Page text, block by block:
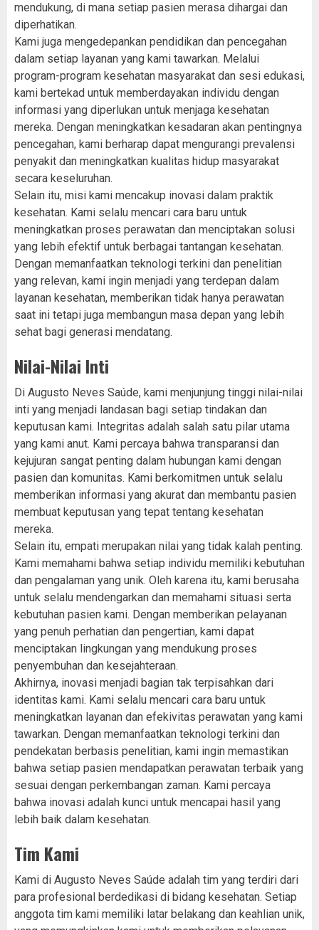
mendukung, di mana setiap pasien merasa dihargai dan
diperhatikan.
Kami juga mengedepankan pendidikan dan pencegahan
dalam setiap layanan yang kami tawarkan. Melalui
program-program kesehatan masyarakat dan sesi edukasi,
kami bertekad untuk memberdayakan individu dengan
informasi yang diperlukan untuk menjaga kesehatan
mereka. Dengan meningkatkan kesadaran akan pentingnya
pencegahan, kami berharap dapat mengurangi prevalensi
penyakit dan meningkatkan kualitas hidup masyarakat
secara keseluruhan.
Selain itu, misi kami mencakup inovasi dalam praktik
kesehatan. Kami selalu mencari cara baru untuk
meningkatkan proses perawatan dan menciptakan solusi
yang lebih efektif untuk berbagai tantangan kesehatan.
Dengan memanfaatkan teknologi terkini dan penelitian
yang relevan, kami ingin menjadi yang terdepan dalam
layanan kesehatan, memberikan tidak hanya perawatan
saat ini tetapi juga membangun masa depan yang lebih
sehat bagi generasi mendatang.
Nilai-Nilai Inti
Di Augusto Neves Saúde, kami menjunjung tinggi nilai-nilai
inti yang menjadi landasan bagi setiap tindakan dan
keputusan kami. Integritas adalah salah satu pilar utama
yang kami anut. Kami percaya bahwa transparansi dan
kejujuran sangat penting dalam hubungan kami dengan
pasien dan komunitas. Kami berkomitmen untuk selalu
memberikan informasi yang akurat dan membantu pasien
membuat keputusan yang tepat tentang kesehatan
mereka.
Selain itu, empati merupakan nilai yang tidak kalah penting.
Kami memahami bahwa setiap individu memiliki kebutuhan
dan pengalaman yang unik. Oleh karena itu, kami berusaha
untuk selalu mendengarkan dan memahami situasi serta
kebutuhan pasien kami. Dengan memberikan pelayanan
yang penuh perhatian dan pengertian, kami dapat
menciptakan lingkungan yang mendukung proses
penyembuhan dan kesejahteraan.
Akhirnya, inovasi menjadi bagian tak terpisahkan dari
identitas kami. Kami selalu mencari cara baru untuk
meningkatkan layanan dan efekivitas perawatan yang kami
tawarkan. Dengan memanfaatkan teknologi terkini dan
pendekatan berbasis penelitian, kami ingin memastikan
bahwa setiap pasien mendapatkan perawatan terbaik yang
sesuai dengan perkembangan zaman. Kami percaya
bahwa inovasi adalah kunci untuk mencapai hasil yang
lebih baik dalam kesehatan.
Tim Kami
Kami di Augusto Neves Saúde adalah tim yang terdiri dari
para profesional berdedikasi di bidang kesehatan. Setiap
anggota tim kami memiliki latar belakang dan keahlian unik,